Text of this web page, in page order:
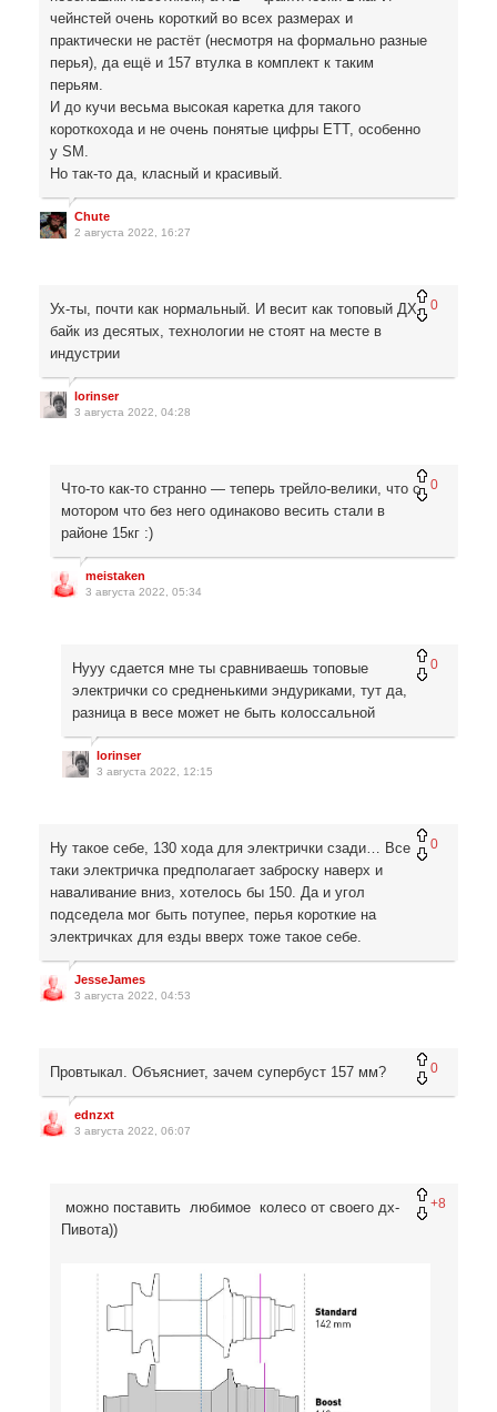
чейнстей очень короткий во всех размерах и
практически не растёт (несмотря на формально разные
перья), да ещё и 157 втулка в комплект к таким
перьям.
И до кучи весьма высокая каретка для такого
короткохода и не очень понятые цифры ЕТТ, особенно
у SM.
Но так-то да, класный и красивый.
Chute
2 августа 2022, 16:27
0
Ух-ты, почти как нормальный. И весит как топовый ДХ-
байк из десятых, технологии не стоят на месте в
индустрии
lorinser
3 августа 2022, 04:28
0
Что-то как-то странно — теперь трейло-велики, что с
мотором что без него одинаково весить стали в
районе 15кг :)
meistaken
3 августа 2022, 05:34
0
Нууу сдается мне ты сравниваешь топовые
электрички со средненькими эндуриками, тут да,
разница в весе может не быть колоссальной
lorinser
3 августа 2022, 12:15
0
Ну такое себе, 130 хода для электрички сзади… Все
таки электричка предполагает заброску наверх и
наваливание вниз, хотелось бы 150. Да и угол
подседела мог быть потупее, перья короткие на
электричках для езды вверх тоже такое себе.
JesseJames
3 августа 2022, 04:53
0
Провтыкал. Объясниет, зачем супербуст 157 мм?
ednzxt
3 августа 2022, 06:07
+8
можно поставить любимое колесо от своего дх-
Пивота))